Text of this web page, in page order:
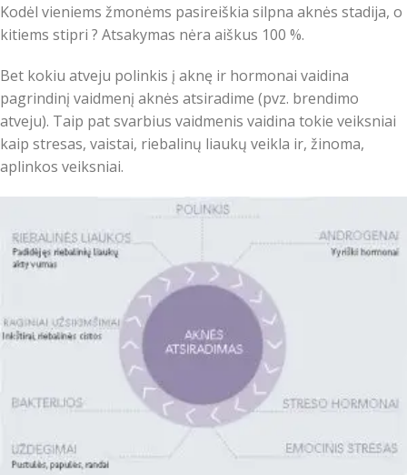
Kodėl vieniems žmonėms pasireiškia silpna aknės stadija, o
kitiems stipri ? Atsakymas nėra aiškus 100 %.
Bet kokiu atveju polinkis į aknę ir hormonai vaidina
pagrindinį vaidmenį aknės atsiradime (pvz. brendimo
atveju). Taip pat svarbius vaidmenis vaidina tokie veiksniai
kaip stresas, vaistai, riebalinų liaukų veikla ir, žinoma,
aplinkos veiksniai.